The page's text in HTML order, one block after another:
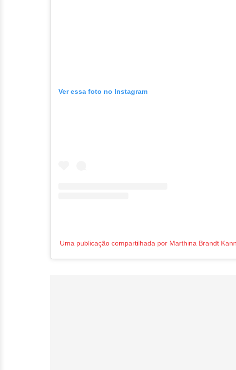
Ver essa foto no Instagram
Uma publicação compartilhada por Marthina Brandt